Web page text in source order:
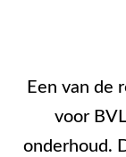
Een van de
voor
onderhoud.